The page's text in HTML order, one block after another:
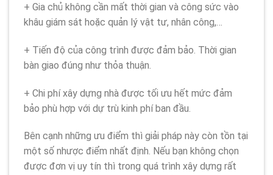
+ Gia chủ không cần mất thời gian và công sức vào
khâu giám sát hoặc quản lý vật tư, nhân công,…
+ Tiến độ của công trình được đảm bảo. Thời gian
bàn giao đúng như thỏa thuận.
+ Chi phí xây dựng nhà được tối ưu hết mức đảm
bảo phù hợp với dự trù kinh phí ban đầu.
Bên cạnh những ưu điểm thì giải pháp này còn tồn tại
một số nhược điểm nhất định. Nếu bạn không chọn
được đơn vị uy tín thì trong quá trình xây dựng rất